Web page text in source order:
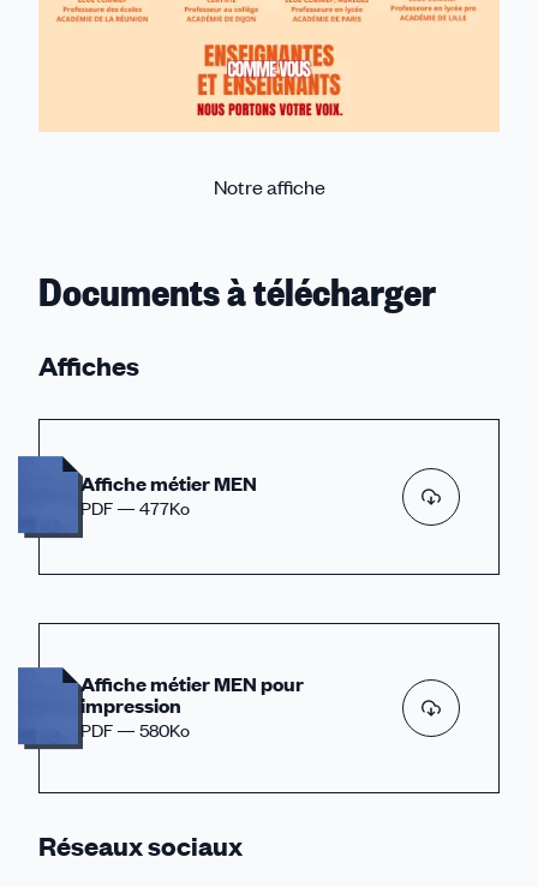
Notre affiche
Documents à télécharger
Affiches
Affiche métier MEN
PDF — 477Ko
Affiche métier MEN pour
impression
PDF — 580Ko
Réseaux sociaux